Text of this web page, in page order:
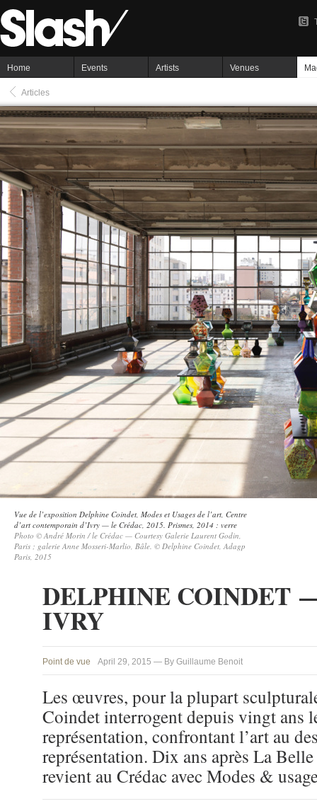
Home Events Artists Venues
Articles
Vue de l’exposition Delphine Coindet, Modes et Usages de l’art, Centre
d’art contemporain d’Ivry — le Crédac, 2015. Prismes, 2014 : verre
Photo © André Morin / le Crédac — Courtesy Galerie Laurent Godin,
Paris ; galerie Anne Mosseri-Marlio, Bâle. © Delphine Coindet, Adagp
Paris, 2015
DELPHINE COINDET
IVRY
Point de vue April 29, 2015 — By Guillaume Benoit
Les œuvres, pour la plupart
Coindet interrogent depuis vingt ans
représentation, confrontant l’art au
représentation. Dix ans après La
revient au Crédac avec Modes &